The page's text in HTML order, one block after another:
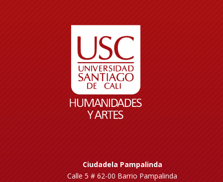
Ciudadela Pampalinda
Calle 5 # 62-00 Barrio Pampalinda